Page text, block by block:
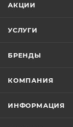
АКЦИИ
УСЛУГИ
БРЕНДЫ
КОМПАНИЯ
ИНФОРМАЦИЯ